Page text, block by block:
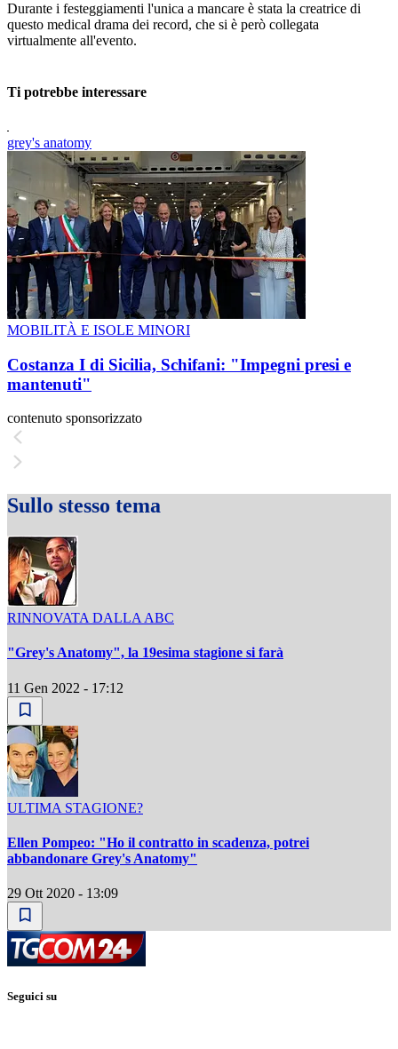
Durante i festeggiamenti l'unica a mancare è stata la creatrice di
questo medical drama dei record, che si è però collegata
virtualmente all'evento.
Ti potrebbe interessare
grey's anatomy
MOBILITÀ E ISOLE MINORI
Costanza I di Sicilia, Schifani: "Impegni presi e
mantenuti"
contenuto sponsorizzato
Sullo stesso tema
RINNOVATA DALLA ABC
"Grey's Anatomy", la 19esima stagione si farà
11 Gen 2022 - 17:12
ULTIMA STAGIONE?
Ellen Pompeo: "Ho il contratto in scadenza, potrei
abbandonare Grey's Anatomy"
29 Ott 2020 - 13:09
Seguici su